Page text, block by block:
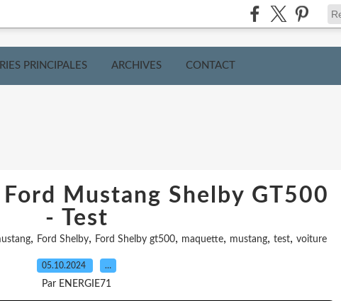
PRINCIPALES ARCHIVES CONTACT
Mustang Shelby GT500
- Test
, Ford Shelby, Ford Shelby gt500, maquette, mustang, test, voiture
05.10.2024 …
Par ENERGIE71